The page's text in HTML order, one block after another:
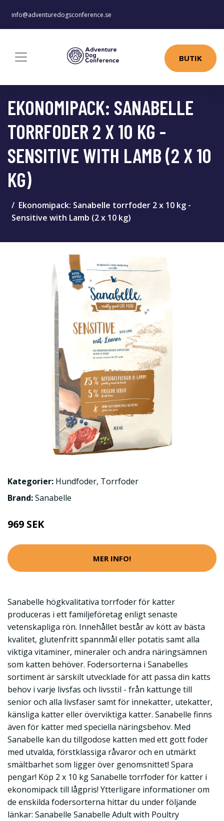
info@adventuredogsconference.se
BUTIK
EKONOMIPACK: SANABELLE
TORRFODER 2 X 10 KG -
SENSITIVE WITH LAMB (2 X 10
KG)
Ekonomipack: Sanabelle torrfoder 2 x 10 kg -
Sensitive with Lamb (2 x 10 kg)
Kategorier: Hundfoder, Torrfoder
Brand:Sanabelle
969 SEK
MER INFO!
Sanabelle högkvalitativa torrfoder för katter
produceras i ett familjeföretag enligt senaste
vetenskapliga rön. Innehållet består av kött av bästa
kvalitet, glutenfritt spannmål eller potatis samt alla
viktiga vitaminer, mineraler och andra näringsämnen
som katten behöver. Fodersorterna i Sanabelles
sortiment är särskilt utvecklade för att passa din katts
behov i varje livsfas och livsstil - från kattunge till
senior och alla livsfaser samt för innekatter, utekatter,
känsliga katter eller överviktiga katter. Sanabelle finns
även för katter med speciella näringsbehov. Med
Sanabelle kan du tillgodose katten med ett gott foder
med utvalda, förstklassiga råvaror och en utmärkt
smältbarhet som ligger över genomsnittet! Spara
pengar! Köp 2 x 10 kg Sanabelle torrfoder för katter i
ekonomipack till lågpris! Ytterligare informationer om
de enskilda fodersorterna hittar du under följande
länkar: Sanabelle Sanabelle Adult with Poultry